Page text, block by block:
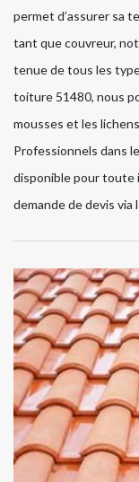
permet d’assurer sa
tant que couvreur,
tenue de tous les
toiture 51480, nous
mousses et les
Professionnels dans
disponible pour toute
demande de devis via